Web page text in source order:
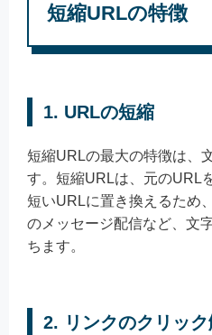
短縮URLの特徴
1. URLの短縮
短縮URLの最大の特徴は、
す。短縮URLは、元のURL
短いURLに置き換えるため
のメッセージ配信など、文
ちます。
2. リンクのクリッ